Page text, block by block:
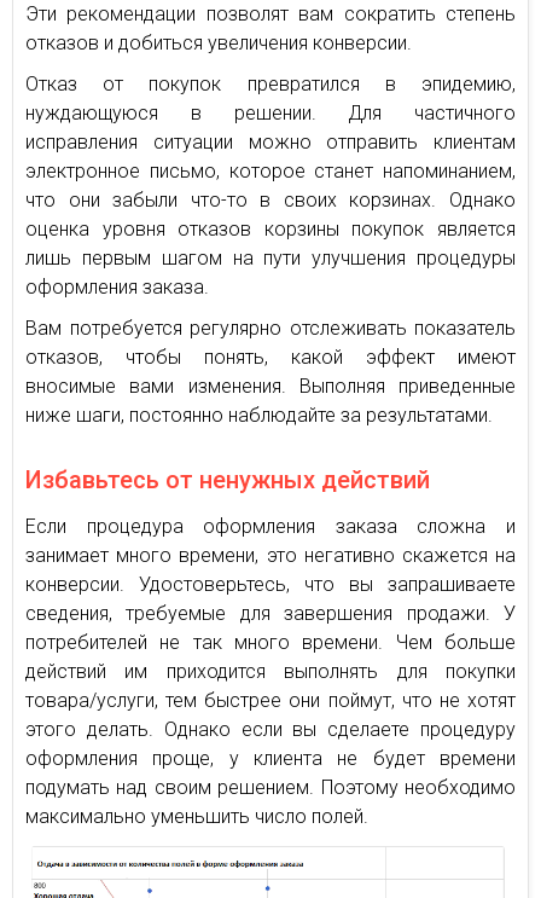
Эти рекомендации позволят вам сократить степень
отказов и добиться увеличения конверсии.
Отказ от покупок превратился в эпидемию,
нуждающуюся в решении. Для частичного
исправления ситуации можно отправить клиентам
электронное письмо, которое станет напоминанием,
что они забыли что-то в своих корзинах. Однако
оценка уровня отказов корзины покупок является
лишь первым шагом на пути улучшения процедуры
оформления заказа.
Вам потребуется регулярно отслеживать показатель
отказов, чтобы понять, какой эффект имеют
вносимые вами изменения. Выполняя приведенные
ниже шаги, постоянно наблюдайте за результатами.
Избавьтесь от ненужных действий
Если процедура оформления заказа сложна и
занимает много времени, это негативно скажется на
конверсии. Удостоверьтесь, что вы запрашиваете
сведения, требуемые для завершения продажи. У
потребителей не так много времени. Чем больше
действий им приходится выполнять для покупки
товара/услуги, тем быстрее они поймут, что не хотят
этого делать. Однако если вы сделаете процедуру
оформления проще, у клиента не будет времени
подумать над своим решением. Поэтому необходимо
максимально уменьшить число полей.